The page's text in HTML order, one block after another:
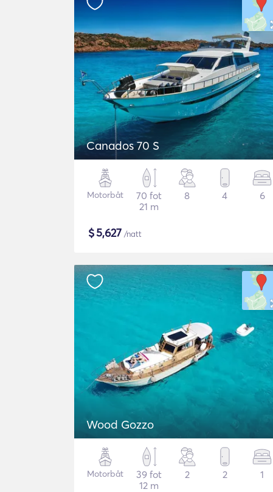
Canados 70 S
Motorbåt
70 fot
21 m
8 4 6
$5,627 /natt
Wood Gozzo
Motorbåt
39 fot
12 m
2 2 1